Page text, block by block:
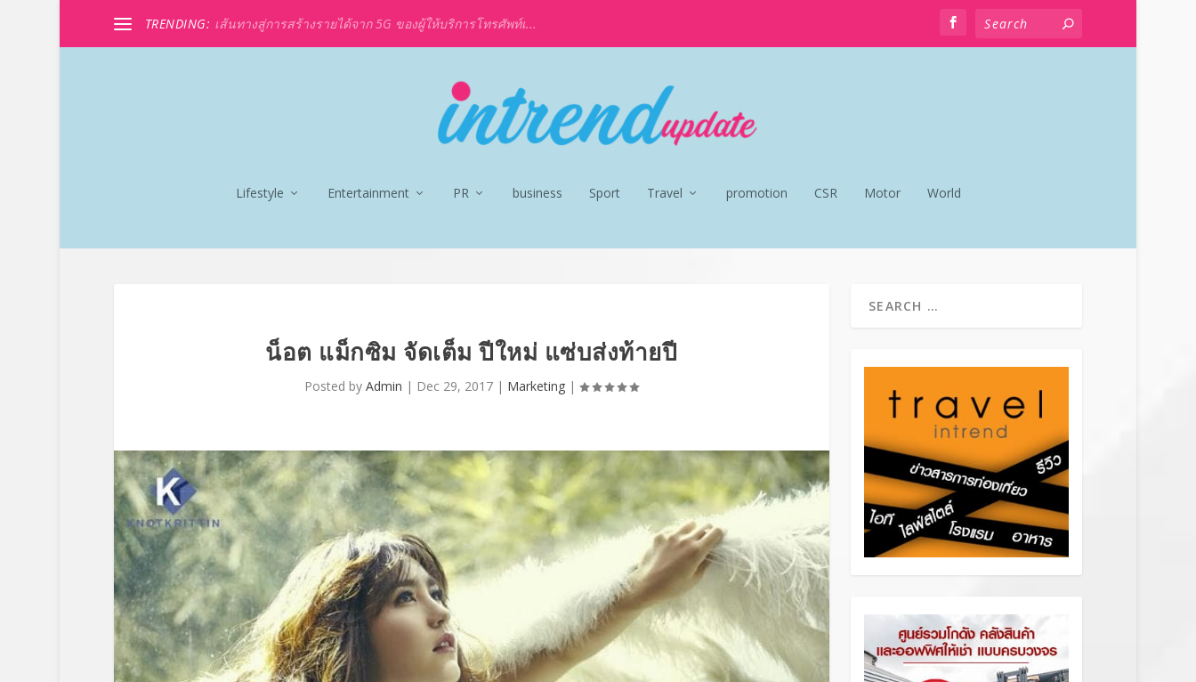
TRENDING: เส้นทางสู่การสร้างรายได้จาก 5G ของผู้ให้บริการโทรศัพท์เ...
Lifestyle Entertainment PR business Sport Travel promotion CSR Motor World
น็อต แม็กซิม จัดเต็ม ปีใหม่ แซ่บส่งท้ายปี
Posted byAdmin | Dec 29, 2017 | Marketing |